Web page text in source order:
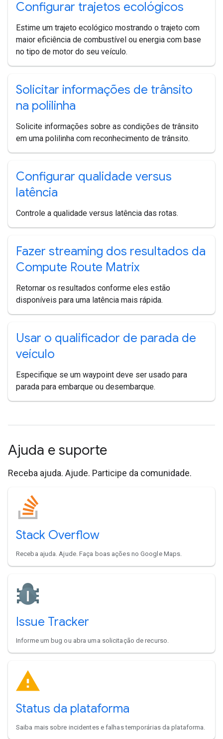
Configurar trajetos ecológicos
Estime um trajeto ecológico mostrando o trajeto com
maior eficiência de combustível ou energia com base
no tipo de motor do seu veículo.
Solicitar informações de trânsito
na polilinha
Solicite informações sobre as condições de trânsito
em uma polilinha com reconhecimento de trânsito.
Configurar qualidade versus
latência
Controle a qualidade versus latência das rotas.
Fazer streaming dos resultados da
Compute Route Matrix
Retornar os resultados conforme eles estão
disponíveis para uma latência mais rápida.
Usar o qualificador de parada de
veículo
Especifique se um waypoint deve ser usado para
parada para embarque ou desembarque.
Ajuda e suporte
Receba ajuda. Ajude. Participe da comunidade.
Stack Overflow
Receba ajuda. Ajude. Faça boas ações no Google Maps.
Issue Tracker
Informe um bug ou abra uma solicitação de recurso.
Status da plataforma
Saiba mais sobre incidentes e falhas temporárias da plataforma.